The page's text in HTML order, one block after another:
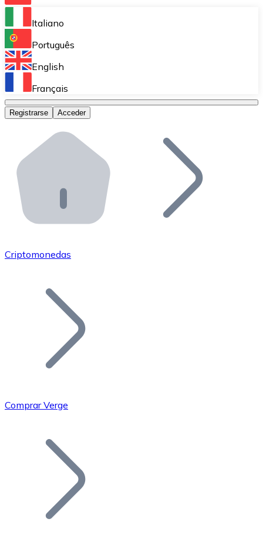
Bitnovo Ramp
Integra nuestra solución en tu plataforma.
Bitnovo Giftcards
Bitnovo OTC
Bitnovo ATM
Integra un ATM Bitnovo en tu negocio y permite que
Bitnovo API
Integra nuestra API en tu ecosistema.
Únete a nuestra red de distribuidores.
Añade tu proyecto a nuestro ecosistema.
Bitcoin
Italiano
Português
English
Français
Registrarse Acceder
Criptomonedas
Comprar Verge